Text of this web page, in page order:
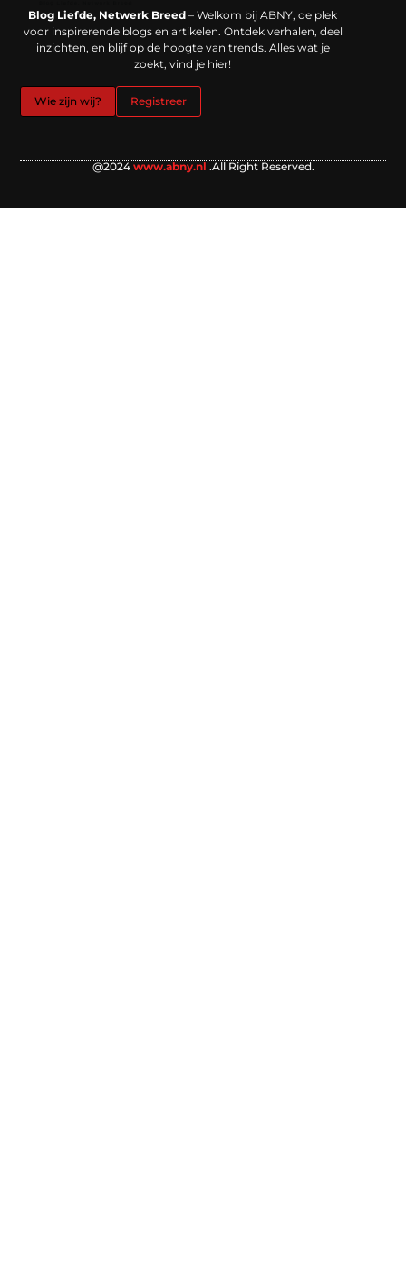
Blog Liefde, Netwerk Breed – Welkom bij ABNY, de plek
voor inspirerende blogs en artikelen. Ontdek verhalen, deel
inzichten, en blijf op de hoogte van trends. Alles wat je
zoekt, vind je hier!
Wie zijn wij? Registreer
@2024 www.abny.nl .All Right Reserved.